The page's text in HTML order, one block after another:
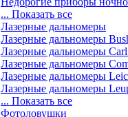
... Показать все
Лазерные дальномеры
Лазерные дальномеры
Лазерные дальномеры
Лазерные дальномеры
Лазерные дальномеры
Лазерные дальномеры
... Показать все
Фотоловушки